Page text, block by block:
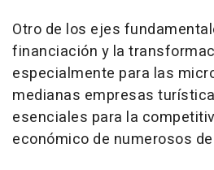
Otro de los ejes
financiación y la
especialmente para las
medianas empresas
esenciales para la
económico de numerosos